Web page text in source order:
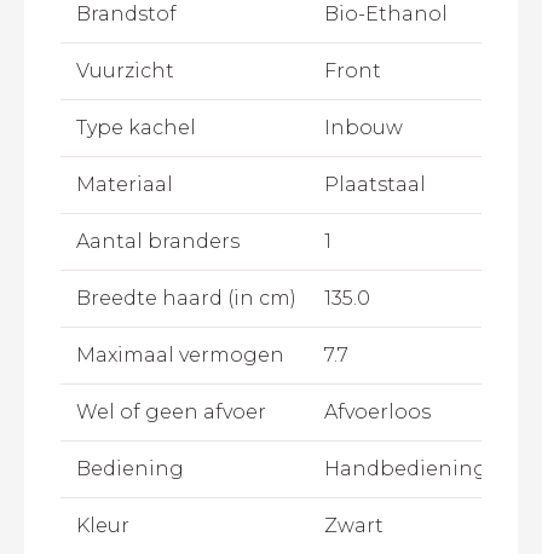
Brandstof Bio-Ethanol
Vuurzicht Front
Type kachel Inbouw
Materiaal Plaatstaal
Aantal branders 1
Breedte haard (in cm) 135.0
Maximaal vermogen 7.7
Wel of geen afvoer Afvoerloos
Bediening Handbediening
Kleur Zwart